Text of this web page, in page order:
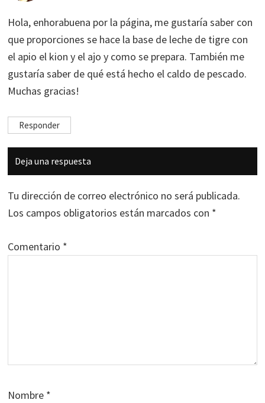
Hola, enhorabuena por la página, me gustaría saber con
que proporciones se hace la base de leche de tigre con
el apio el kion y el ajo y como se prepara. También me
gustaría saber de qué está hecho el caldo de pescado.
Muchas gracias!
Responder
Deja una respuesta
Tu dirección de correo electrónico no será publicada.
Los campos obligatorios están marcados con *
Comentario *
Nombre *